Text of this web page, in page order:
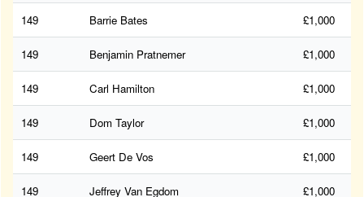
149 Barrie Bates £1,000
149 Benjamin Pratnemer £1,000
149 Carl Hamilton £1,000
149 Dom Taylor £1,000
149 Geert De Vos £1,000
149 Jeffrey Van Egdom £1,000